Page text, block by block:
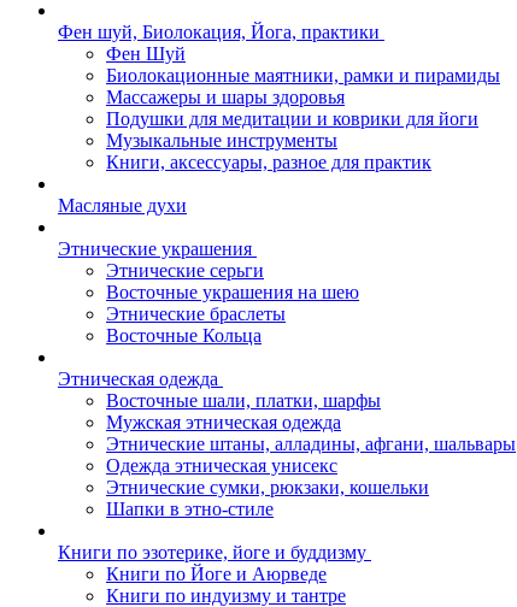
Фен шуй, Биолокация, Йога, практики
Фен Шуй
Биолокационные маятники, рамки и пирамиды
Массажеры и шары здоровья
Подушки для медитации и коврики для йоги
Музыкальные инструменты
Книги, аксессуары, разное для практик
Масляные духи
Этнические украшения
Этнические серьги
Восточные украшения на шею
Этнические браслеты
Восточные Кольца
Этническая одежда
Восточные шали, платки, шарфы
Мужская этническая одежда
Этнические штаны, алладины, афгани, шальвары
Одежда этническая унисекс
Этнические сумки, рюкзаки, кошельки
Шапки в этно-стиле
Книги по эзотерике, йоге и буддизму
Книги по Йоге и Аюрведе
Книги по индуизму и тантре